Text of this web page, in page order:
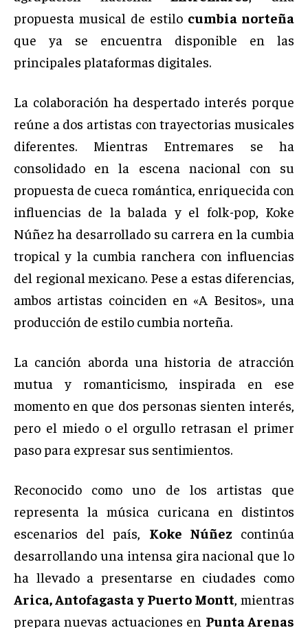
propuesta musical de estilo cumbia norteña
que ya se encuentra disponible en las
principales plataformas digitales.
La colaboración ha despertado interés porque
reúne a dos artistas con trayectorias musicales
diferentes. Mientras Entremares se ha
consolidado en la escena nacional con su
propuesta de cueca romántica, enriquecida con
influencias de la balada y el folk-pop, Koke
Núñez ha desarrollado su carrera en la cumbia
tropical y la cumbia ranchera con influencias
del regional mexicano. Pese a estas diferencias,
ambos artistas coinciden en «A Besitos», una
producción de estilo cumbia norteña.
La canción aborda una historia de atracción
mutua y romanticismo, inspirada en ese
momento en que dos personas sienten interés,
pero el miedo o el orgullo retrasan el primer
paso para expresar sus sentimientos.
Reconocido como uno de los artistas que
representa la música curicana en distintos
escenarios del país, Koke Núñez continúa
desarrollando una intensa gira nacional que lo
ha llevado a presentarse en ciudades como
Arica, Antofagasta y Puerto Montt , mientras
prepara nuevas actuaciones en Punta Arenas